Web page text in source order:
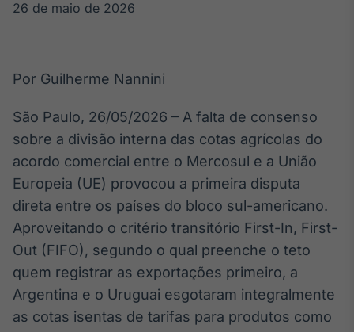
Energia
energia elétrica
no Brasil
Broadcast
White Label
Plataforma para
conteúdos
personalizados
Soluções de Dados
e Conteúdos
26 de maio de 2026
Por Guilherme Nannini
São Paulo, 26/05/2026 – A falta de consenso
sobre a divisão interna das cotas agrícolas do
acordo comercial entre o Mercosul e a União
Europeia (UE) provocou a primeira disputa
direta entre os países do bloco sul-americano.
Aproveitando o critério transitório First-In, First-
Out (FIFO), segundo o qual preenche o teto
quem registrar as exportações primeiro, a
Argentina e o Uruguai esgotaram integralmente
as cotas isentas de tarifas para produtos como